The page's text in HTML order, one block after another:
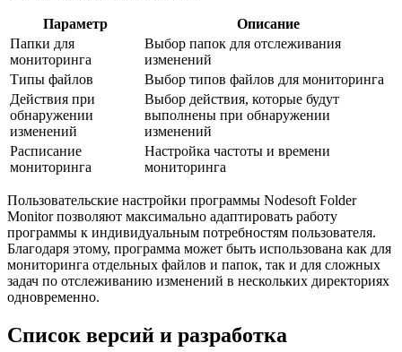
Параметр
Описание
Папки для
мониторинга
Выбор папок для отслеживания
изменений
Типы файлов
Выбор типов файлов для мониторинга
Действия при
обнаружении
изменений
Выбор действия, которые будут
выполнены при обнаружении
изменений
Расписание
мониторинга
Настройка частоты и времени
мониторинга
Пользовательские настройки программы Nodesoft Folder
Monitor позволяют максимально адаптировать работу
программы к индивидуальным потребностям пользователя.
Благодаря этому, программа может быть использована как для
мониторинга отдельных файлов и папок, так и для сложных
задач по отслеживанию изменений в нескольких директориях
одновременно.
Список версий и разработка